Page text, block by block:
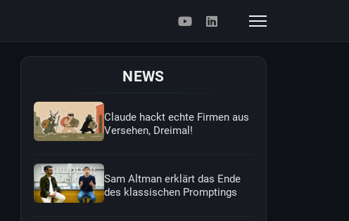
NEWS
Claude hackt echte Firmen aus
Versehen, Dreimal!
Sam Altman erklärt das Ende
des klassischen Promptings